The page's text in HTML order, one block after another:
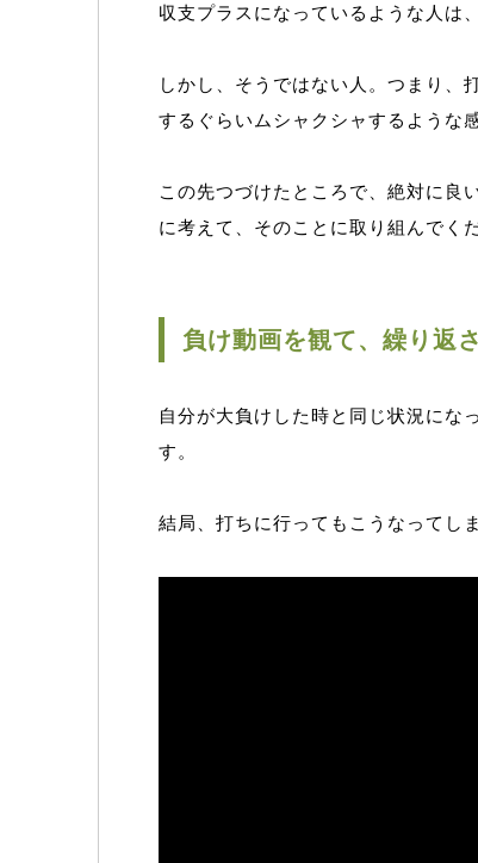
収支プラスになっているような人は
しかし、そうではない人。つまり、
するぐらいムシャクシャするような
この先つづけたところで、絶対に良
に考えて、そのことに取り組んでく
負け動画を観て、繰り返
自分が大負けした時と同じ状況にな
す。
結局、打ちに行ってもこうなってし